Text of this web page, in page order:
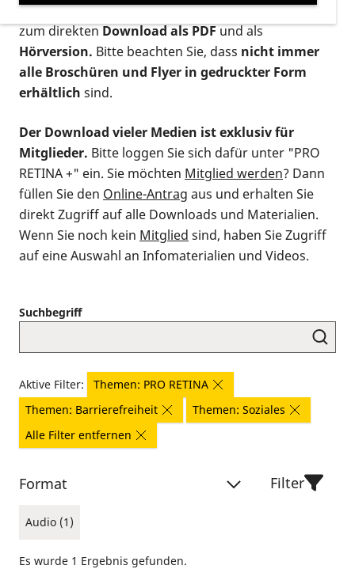
postalischen Bestellung als gedruckte Variante
zum direktenDownload als PDFund als
Hörversion. Bitte beachten Sie, dass nicht immer
alle Broschüren und Flyer in gedruckter Form
erhältlich sind.
Der Download vieler Medien ist exklusiv für
Mitglieder. Bitte loggen Sie sich dafür unter "PRO
RETINA +" ein. Sie möchten Mitglied werden? Dann
füllen Sie den Online-Antrag aus und erhalten Sie
direkt Zugriff auf alle Downloads und Materialien.
Wenn Sie noch kein Mitglied sind, haben Sie Zugriff
auf eine Auswahl an Infomaterialien und Videos.
Suchbegriff
Aktive Filter:
Themen: PRO RETINA
Themen: Barrierefreiheit
Themen: Soziales
Alle Filter entfernen
Format
Audio (1)
Filter
Es wurde 1 Ergebnis gefunden.